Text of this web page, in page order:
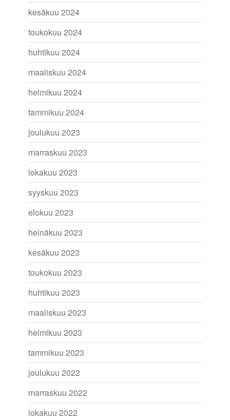
kesäkuu 2024
toukokuu 2024
huhtikuu 2024
maaliskuu 2024
helmikuu 2024
tammikuu 2024
joulukuu 2023
marraskuu 2023
lokakuu 2023
syyskuu 2023
elokuu 2023
heinäkuu 2023
kesäkuu 2023
toukokuu 2023
huhtikuu 2023
maaliskuu 2023
helmikuu 2023
tammikuu 2023
joulukuu 2022
marraskuu 2022
lokakuu 2022